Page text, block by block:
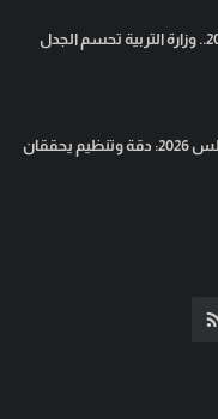
نتائج التوجيهي الأردن 2026.. وزارة التربية تحسم الجدل
برج العذراء الأحد 9 أغسطس 2026: دقة وتنظيم يحققان